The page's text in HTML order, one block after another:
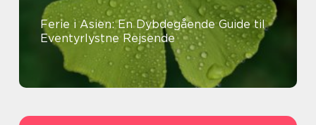
Ferie i Asien: En Dybdegående Guide til
Eventyrlystne Rejsende